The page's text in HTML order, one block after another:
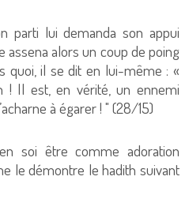
parti lui demanda son appui
assena alors un coup de poing
quoi, il se dit en lui-même : «
! Il est, en vérité, un ennemi
à égarer ! " (28/15)
soi être comme adoration
le démontre le hadith suivant